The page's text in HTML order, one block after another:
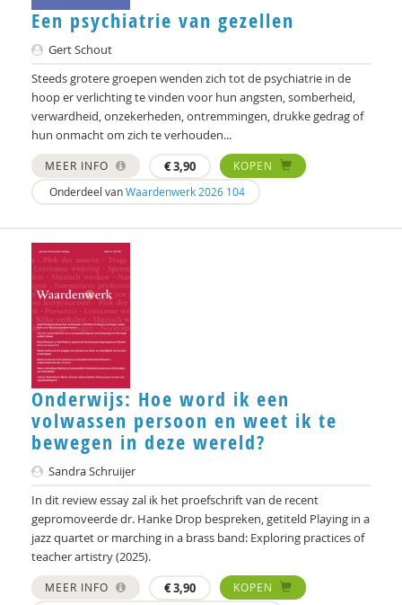
Fernando Suarez Müller
Fernando Suárez-Müller
Caroline Suransky
Laurens ten Kate
Guus Timmerman
Hüseyin usam
Dick van der Meij
Harmen van der Meulen
Magda van Eck
Chantal van Gelderen-Tjipjes
Jacco van Uden
Charlie van de Veerdonk
Jurre Verveld
Wiel Veugelers
Karen Vintges
Marjoleine Vosselman
Een psychiatrie van gezellen
Gert Schout
Steeds grotere groepen wenden zich tot de psychiatrie in de
hoop er verlichting te vinden voor hun angsten, somberheid,
verwardheid, onzekerheden, ontremmingen, drukke gedrag of
hun onmacht om zich te verhouden...
MEER INFO €3,90
KOPEN
Onderdeel vanWaardenwerk 2026 104
Onderwijs: Hoe word ik een
volwassen persoon en weet ik te
bewegen in deze wereld?
Sandra Schruijer
In dit review essay zal ik het proefschrift van de recent
gepromoveerde dr. Hanke Drop bespreken, getiteld Playing in a
jazz quartet or marching in a brass band: Exploring practices of
teacher artistry (2025).
MEER INFO €3,90
KOPEN